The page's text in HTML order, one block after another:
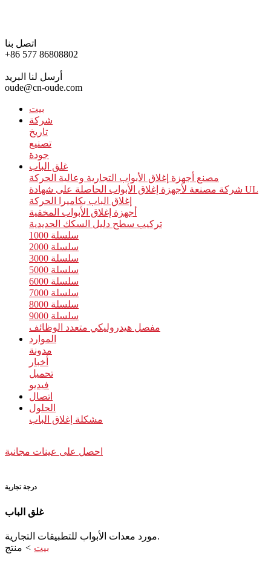
اتصل بنا
+86 577 86808802
أرسل لنا البريد
oude@cn-oude.com
بيت
شركة
تاريخ
تصنيع
جودة
غلق الباب
مصنع أجهزة إغلاق الأبواب التجارية وعالية الحركة
شركة مصنعة لأجهزة إغلاق الأبواب الحاصلة على شهادة UL
إغلاق الباب بكاميرا الحركة
أجهزة إغلاق الأبواب المخفية
تركيب سطح دليل السكك الحديدية
سلسلة 1000
سلسلة 2000
سلسلة 3000
سلسلة 5000
سلسلة 6000
سلسلة 7000
سلسلة 8000
سلسلة 9000
مفصل هيدروليكي متعدد الوظائف
الموارد
مدونة
أخبار
تحميل
فيديو
اتصال
الحلول
مشكلة إغلاق الباب
احصل على عينات مجانية
درجة تجارية
غلق الباب
مورد معدات الأبواب للتطبيقات التجارية.
بيت > منتج